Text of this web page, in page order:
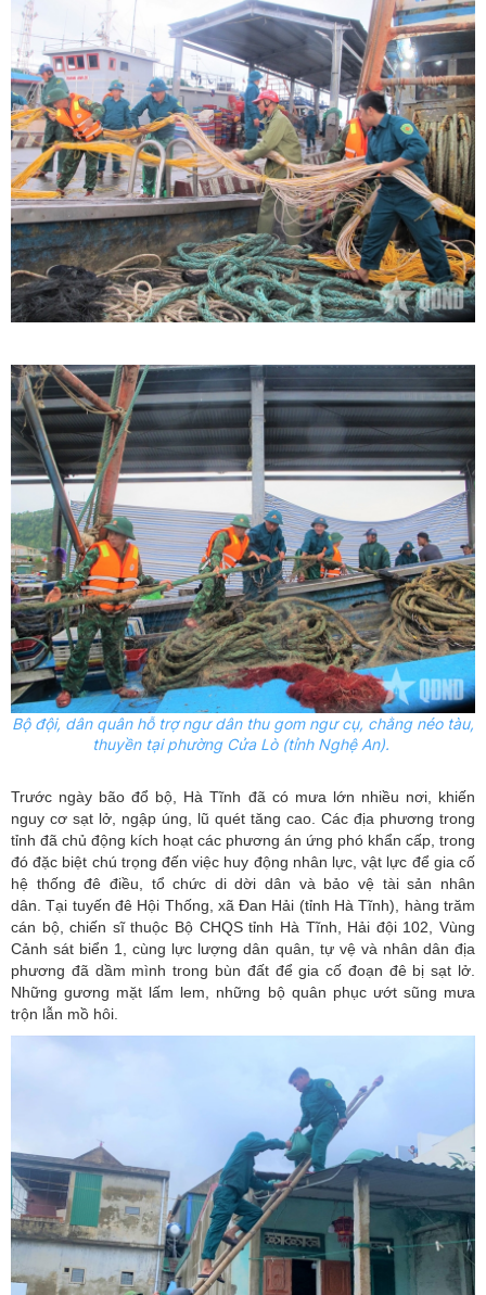
Bộ đội, dân quân hỗ trợ ngư dân thu gom ngư cụ, chằng néo tàu,
thuyền tại phường Cửa Lò (tỉnh Nghệ An).
Trước ngày bão đổ bộ, Hà Tĩnh đã có mưa lớn nhiều nơi, khiến
nguy cơ sạt lở, ngập úng, lũ quét tăng cao. Các địa phương trong
tỉnh đã chủ động kích hoạt các phương án ứng phó khẩn cấp, trong
đó đặc biệt chú trọng đến việc huy động nhân lực, vật lực để gia cố
hệ thống đê điều, tổ chức di dời dân và bảo vệ tài sản nhân
dân. Tại tuyến đê Hội Thống, xã Đan Hải (tỉnh Hà Tĩnh), hàng trăm
cán bộ, chiến sĩ thuộc Bộ CHQS tỉnh Hà Tĩnh, Hải đội 102, Vùng
Cảnh sát biển 1, cùng lực lượng dân quân, tự vệ và nhân dân địa
phương đã dầm mình trong bùn đất để gia cố đoạn đê bị sạt lở.
Những gương mặt lấm lem, những bộ quân phục ướt sũng mưa
trộn lẫn mồ hôi.